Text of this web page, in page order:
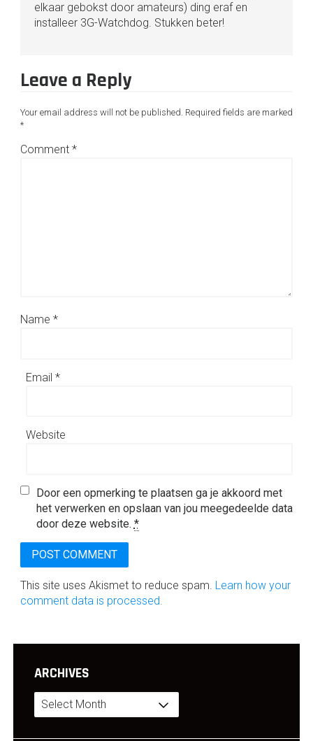
elkaar gebokst door amateurs) ding eraf en
installeer 3G-Watchdog. Stukken beter!
Leave a Reply
Your email address will not be published. Required fields are marked
*
Comment *
Name *
Email *
Website
Door een opmerking te plaatsen ga je akkoord met
het verwerken en opslaan van jou meegedeelde data
door deze website. *
This site uses Akismet to reduce spam. Learn how your
comment data is processed.
ARCHIVES
Archives